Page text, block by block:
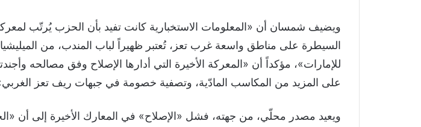
ويضيف شمسان أن «المعلومات الاستخبارية كانت تفيد بأن الحزب يُرتّب
السيطرة على مناطق واسعة غرب تعز، تُعتبر ظهيراً لباب المندب، من
للإمارات»، مؤكداً أن «المعركة الأخيرة التي أدارها الإصلاح وفق مصالحه
على المزيد من المكاسب المادّية، وتصفية خصومة في جبهات ريف تعز
ويعيد مصدر محلّي، من جهته، فشل «الإصلاح» في المعارك الأخيرة إلى أن